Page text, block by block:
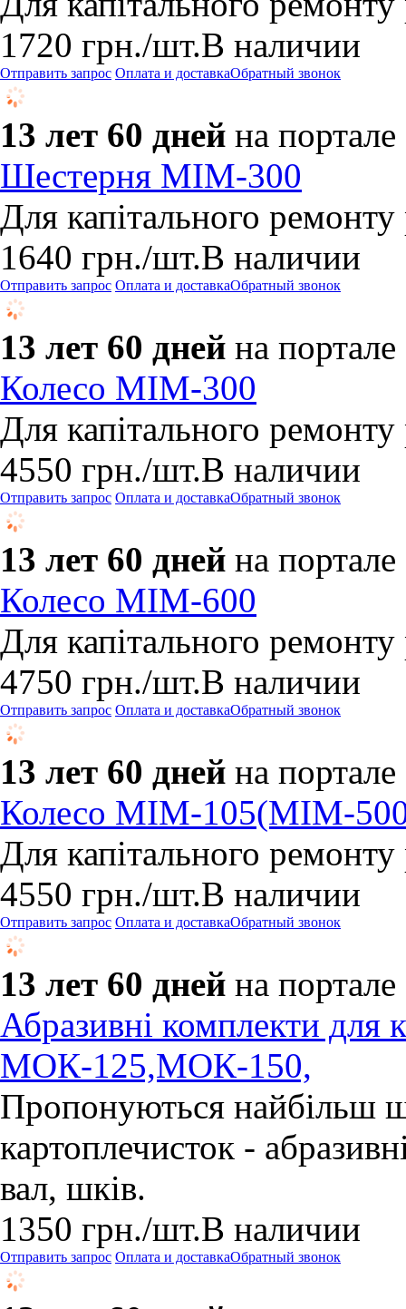
1720 грн./шт.В наличии
Отправить запрос Оплата и доставкаОбратный звонок
13 лет 60 дней на портале
Шестерня МІМ-300
Для капітального
1640 грн./шт.В наличии
Отправить запрос Оплата и доставкаОбратный звонок
13 лет 60 дней на портале
Колесо МІМ-300
Для капітального
4550 грн./шт.В наличии
Отправить запрос Оплата и доставкаОбратный звонок
13 лет 60 дней на портале
Колесо МІМ-600
Для капітального
4750 грн./шт.В наличии
Отправить запрос Оплата и доставкаОбратный звонок
13 лет 60 дней на портале
Колесо МІМ-105(МІМ-
Для капітального
4550 грн./шт.В наличии
Отправить запрос Оплата и доставкаОбратный звонок
13 лет 60 дней на портале
Абразивні комплекти для
МОК-125,МОК-150,
Пропонуються найбільш
картоплечисток -
вал, шків.
1350 грн./шт.В наличии
Отправить запрос Оплата и доставкаОбратный звонок